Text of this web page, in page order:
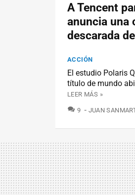
A Tencent
anuncia una
descarada
ACCIÓN
El estudio Polaris
título de mundo
LEER MÁS »
9 COMENTARIOS
JUAN